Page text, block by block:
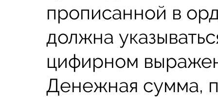
прописанной в
должна
цифирном
Денежная сумма,